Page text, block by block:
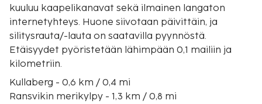
kuuluu kaapelikanavat sekä ilmainen langaton
internetyhteys. Huone siivotaan päivittäin, ja
silitysrauta/-lauta on saatavilla pyynnöstä.
Etäisyydet pyöristetään lähimpään 0,1 mailiin ja
kilometriin.
Kullaberg - 0,6 km / 0,4 mi
Ransvikin merikylpy - 1,3 km / 0,8 mi